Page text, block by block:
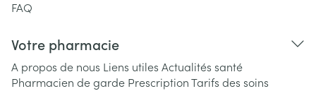
FAQ
Votre pharmacie
A propos de nous Liens utiles Actualités santé
Pharmacien de garde PrescriptionTarifs des soins